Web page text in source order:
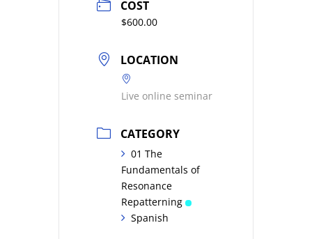
COST
$600.00
LOCATION
Live online seminar
CATEGORY
01 The
Fundamentals of
Resonance
Repatterning
Spanish